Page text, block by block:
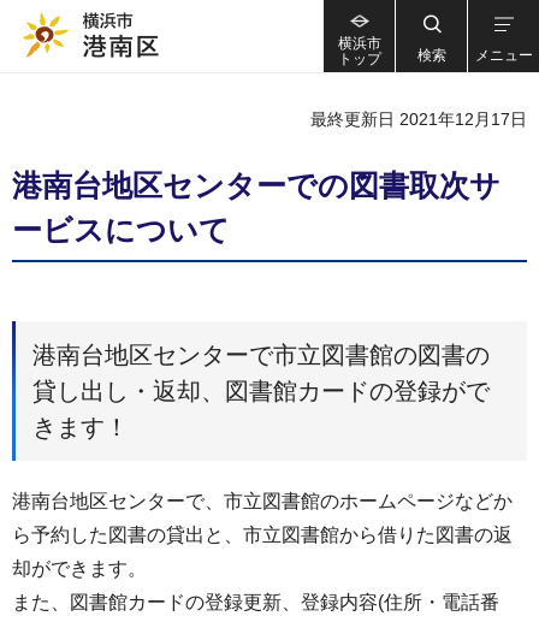
横浜市
トップ
検索 メニュー
最終更新日 2021年12月17日
港南台地区センターでの図書取次サ
ービスについて
港南台地区センターで市立図書館の図書の
貸し出し・返却、図書館カードの登録がで
きます！
港南台地区センターで、市立図書館のホームページなどか
ら予約した図書の貸出と、市立図書館から借りた図書の返
却ができます。
また、図書館カードの登録更新、登録内容(住所・電話番